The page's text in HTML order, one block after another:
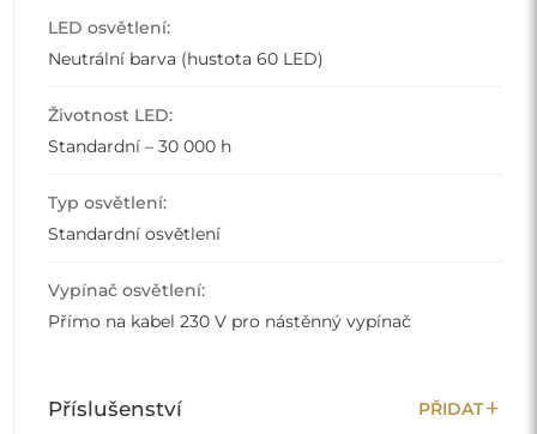
LED osvětlení:
Neutrální barva (hustota 60 LED)
Životnost LED:
Standardní – 30 000 h
Typ osvětlení:
Standardní osvětlení
Vypínač osvětlení:
Přímo na kabel 230 V pro nástěnný vypínač
Příslušenství PŘIDATadd